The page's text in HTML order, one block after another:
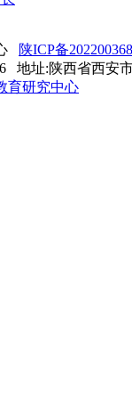
陕ICP备
地址:陕西省西安
育研究中心